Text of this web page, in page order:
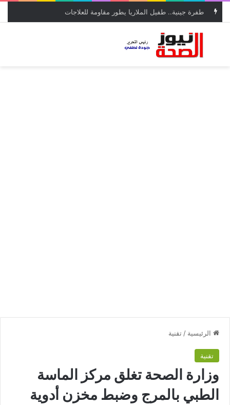
بحث عن
الرئيسية / تقنية
تقنية
وزارة الصحة تغلق مركز الماسة
الطبي بالمرج وضبط مخزن أدوية